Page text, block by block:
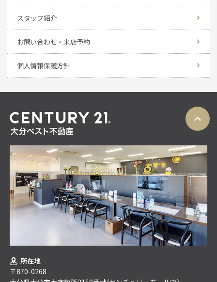
スタッフ紹介
お問い合わせ・来店予約
個人情報保護方針
所在地
〒870-0268